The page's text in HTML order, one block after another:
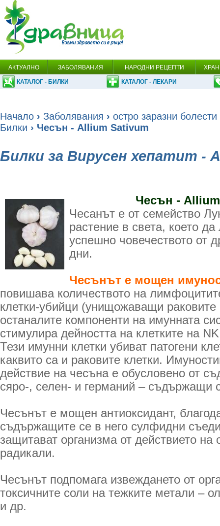
АКТУАЛНО ЗАБОЛЯВАНИЯ НАРОДНИ РЕЦЕПТИ
КАТАЛОГ - БИЛКИ КАТАЛОГ - ЛЕКАРИ
Начало › Заболявания › остро заразни болести
Билки › Чесън - Allium Sativum
Билки за Вирусен хепатит - А
Чесън -
Чесанът е от семейство
растение в света, което да
успешно човечеството от
дни.
Чесънът е мощен
повишава количеството на
клетки-убийци (унищожаващи раковите
останалите компоненти на имунната
стимулира дейността на клетките на
Тези имунни клетки убиват патогени
каквито са и раковите клетки.
действие на чесъна е обусловено от
сяро-, селен- и германий – съдържащи
Чесънът е мощен антиоксидант,
съдържащите се в него сулфидни
защитават организма от действието на
радикали.
Чесънът подпомага извеждането от
токсичните соли на тежките метали –
и др.